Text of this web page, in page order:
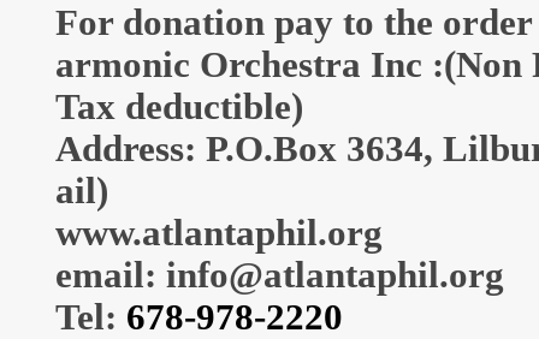
For donation pay to the
armonic Orchestra Inc :(Non
Tax deductible)
Address: P.O.Box 3634,
ail)
www.atlantaphil.org
email: info@atlantaphil.org
Tel: 678-978-2220